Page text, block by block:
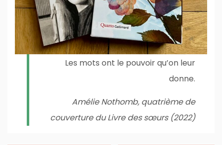
Les mots ont le pouvoir qu’on leur
donne.
Amélie Nothomb, quatrième de
couverture duLivre des sœurs(2022)